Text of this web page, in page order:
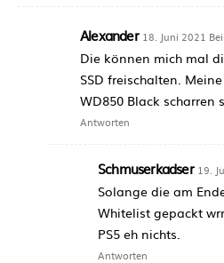
Alexander 18. Juni 2021
Die können mich mal
SSD freischalten.
WD850 Black scharren
Antworten
Schmuserkadser 19.
Solange die am
Whitelist gepackt
PS5 eh nichts.
Antworten